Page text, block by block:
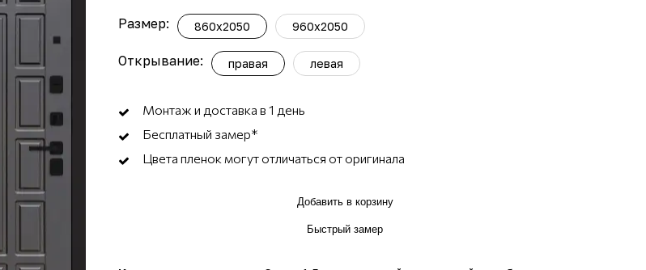
Размер: 860x2050 960x2050
Открывание: правая левая
Монтаж и доставка в 1 день
Бесплатный замер*
Цвета пленок могут отличаться от оригинала
Добавить в корзину
Быстрый замер